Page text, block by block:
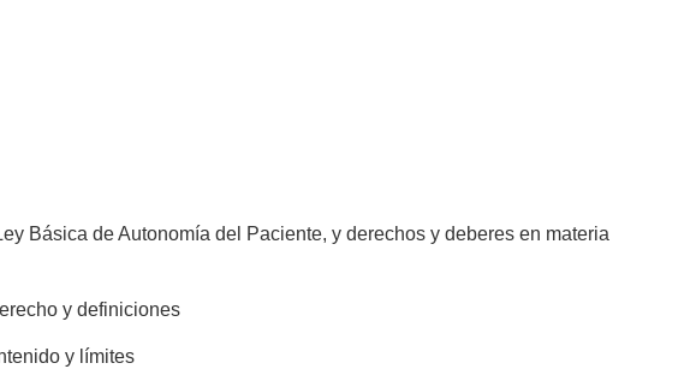
Básica de Autonomía del Paciente, y derechos y deberes en materia
y definiciones
y límites